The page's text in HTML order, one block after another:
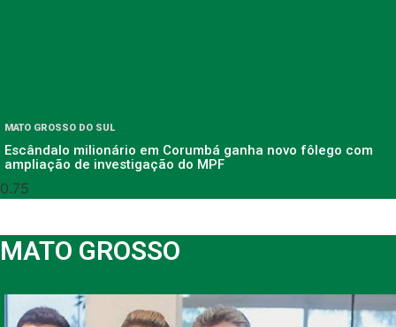
MATO GROSSO DO SUL
Escândalo milionário em Corumbá ganha novo fôlego com
ampliação de investigação do MPF
MATO GROSSO